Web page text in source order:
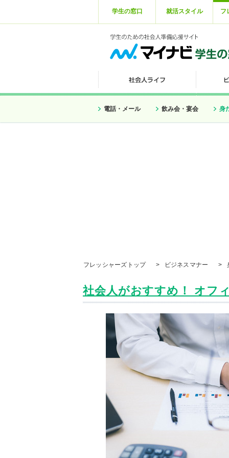
学生の窓口 就活スタイル フ
電話・メール 飲み会・宴会 身
フレッシャーズトップ > ビジネスマナー >
社会人がおすすめ！ オフ